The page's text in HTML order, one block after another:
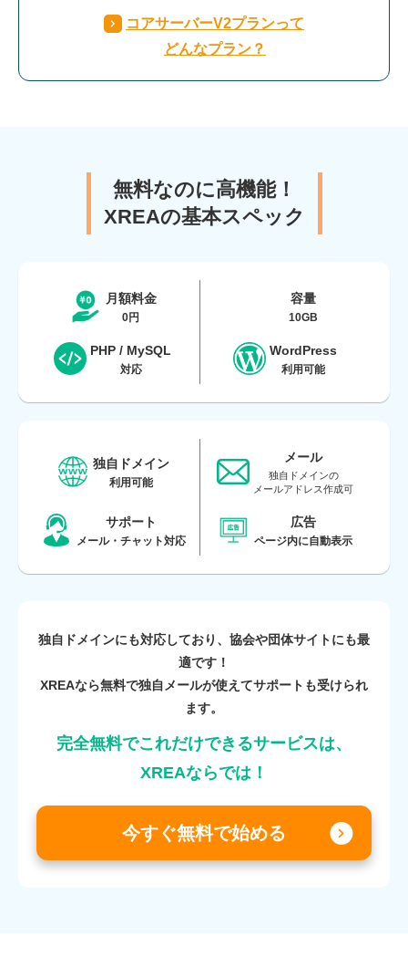
コアサーバーV2プランって
どんなプラン？
無料なのに高機能！
XREAの基本スペック
月額料金
0円
容量
10GB
PHP / MySQL
対応
WordPress
利用可能
独自ドメイン
利用可能
メール
独自ドメインの
メールアドレス作成可
サポート
メール・ チャット対応
広告
ページ内に自動表示
独自ドメインにも対応しており、協会や団体サイトにも最
適です！
XREAなら無料で独自メールが使えてサポートも受けられ
ます。
完全無料でこれだけできるサービスは、
XREAならでは！
今すぐ無料で始める